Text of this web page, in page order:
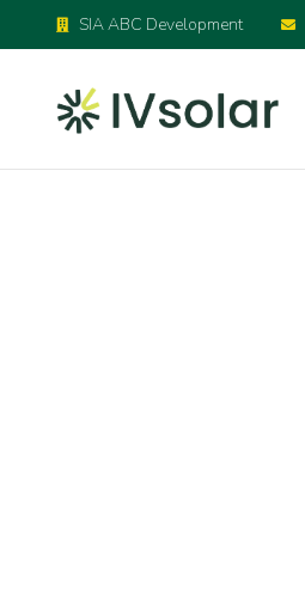
SIA ABC Development